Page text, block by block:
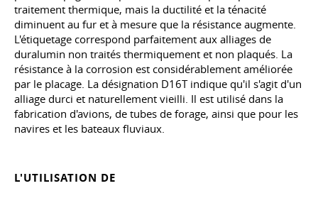
traitement thermique, mais la ductilité et la ténacité
diminuent au fur et à mesure que la résistance augmente.
L'étiquetage correspond parfaitement aux alliages de
duralumin non traités thermiquement et non plaqués. La
résistance à la corrosion est considérablement améliorée
par le placage. La désignation D16T indique qu'il s'agit d'un
alliage durci et naturellement vieilli. Il est utilisé dans la
fabrication d'avions, de tubes de forage, ainsi que pour les
navires et les bateaux fluviaux.
L'UTILISATION DE